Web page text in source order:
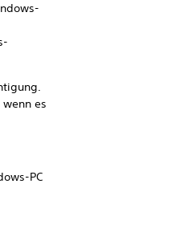
es
PC